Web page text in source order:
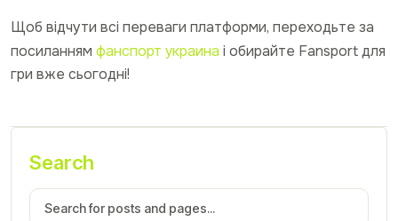
Щоб відчути всі переваги платформи, переходьте за
посиланнямфанспорт украина і обирайте Fansport для
гри вже сьогодні!
Search